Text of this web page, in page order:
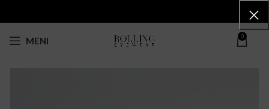
MENI 0